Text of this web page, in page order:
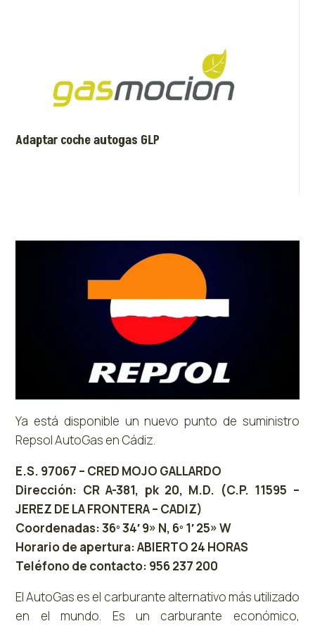
Adaptar coche autogas GLP
Ya está disponible un nuevo punto de suministro
Repsol AutoGas en Cádiz.
E.S. 97067 – CRED MOJO GALLARDO
Dirección: CR A-381, pk 20, M.D. (C.P. 11595 –
JEREZ DE LA FRONTERA – CADIZ)
Coordenadas: 36º 34′ 9» N, 6º 1′ 25» W
Horario de apertura: ABIERTO 24 HORAS
Teléfono de contacto: 956 237 200
El AutoGas es el carburante alternativo más utilizado
en el mundo. Es un carburante económico,